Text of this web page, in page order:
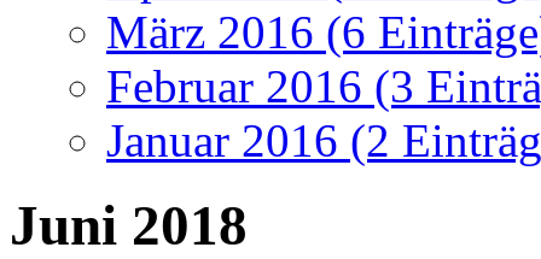
März 2016 (6
Februar 2016 (3
Januar 2016 (2
Juni 2018